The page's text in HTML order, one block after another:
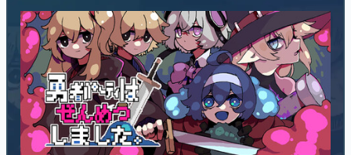
“ぜんめつ”してしまった勇者パーティから1人だけ選んで、ともに迷
宮からの脱出を目指すダンジョン探索RPGです。 ただし勇者は「は
い/いいえ」しか喋れず、魔法使いは魔法が使えず、戦士は可愛らし